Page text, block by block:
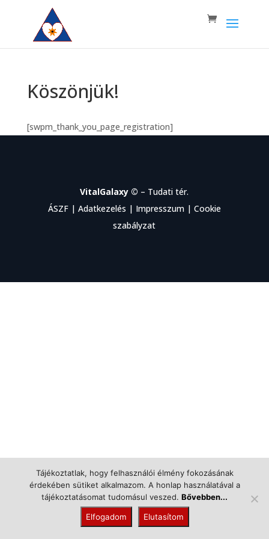
Köszönjük!
[swpm_thank_you_page_registration]
VitalGalaxy © – Tudati tér.
ÁSZF| Adatkezelés | Impresszum| Cookie
szabályzat
Tájékoztatlak, hogy felhasználói élmény fokozásának
érdekében sütiket alkalmazom. A honlap használatával a
tájékoztatásomat tudomásul veszed. Bővebben...
Elfogadom Elutasítom